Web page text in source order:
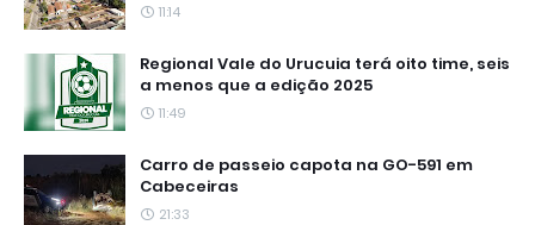
11:14
Regional Vale do Urucuia terá oito time, seis
a menos que a edição 2025
11:49
Carro de passeio capota na GO-591 em
Cabeceiras
21:33